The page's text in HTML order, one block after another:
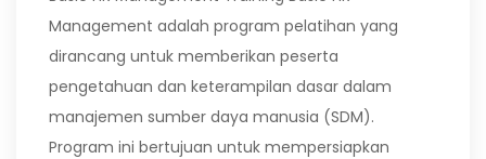
Management adalah program pelatihan yang
dirancang untuk memberikan peserta
pengetahuan dan keterampilan dasar dalam
manajemen sumber daya manusia (SDM).
Program ini bertujuan untuk mempersiapkan